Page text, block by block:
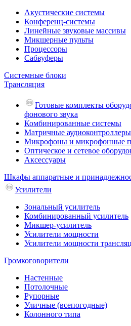
Акустические системы
Конференц-системы
Линейные звуковые массивы
Микшерные пульты
Процессоры
Сабвуферы
Системные блоки
Трансляция
Готовые комплекты
фонового звука
Комбинированные системы
Матричные аудиоконтроллеры
Микрофоны и микрофонные
Оптическое и сетевое
Аксессуары
Шкафы аппаратные и
Усилители
Зональный усилитель
Комбинированный усилитель
Микшер-усилитель
Усилители мощности
Усилители мощности
Громкоговорители
Настенные
Потолочные
Рупорные
Уличные (всепогодные)
Колонного типа